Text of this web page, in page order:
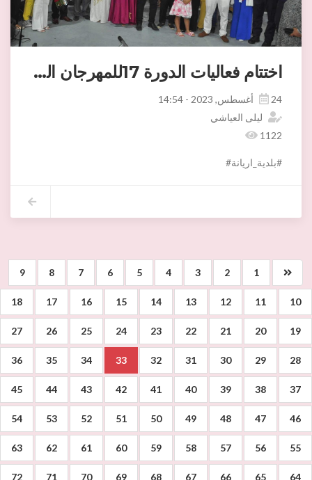
اختتام فعاليات الدورة 17للمهرجان الصيفي لمدينة أريانة
24 أغسطس, 2023 - 14:54
ليلى العياشي
1122
#بلدية_اريانة#
وقد كانت سهرة الاختتام من احياء الفنان القدير محمد الجبالي .
1
2
3
4
5
6
7
8
9
10
11
12
13
14
15
16
17
18
19
20
21
22
23
24
25
26
27
28
29
30
31
32
33
34
35
36
37
38
39
40
41
42
43
44
45
46
47
48
49
50
51
52
53
54
55
56
57
58
59
60
61
62
63
64
65
66
67
68
69
70
71
72